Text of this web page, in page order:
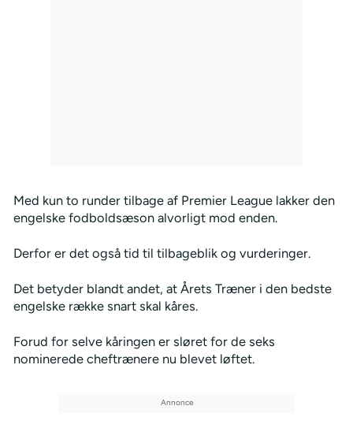
Med kun to runder tilbage af Premier League lakker den
engelske fodboldsæson alvorligt mod enden.
Derfor er det også tid til tilbageblik og vurderinger.
Det betyder blandt andet, at Årets Træner i den bedste
engelske række snart skal kåres.
Forud for selve kåringen er sløret for de seks
nominerede cheftrænere nu blevet løftet.